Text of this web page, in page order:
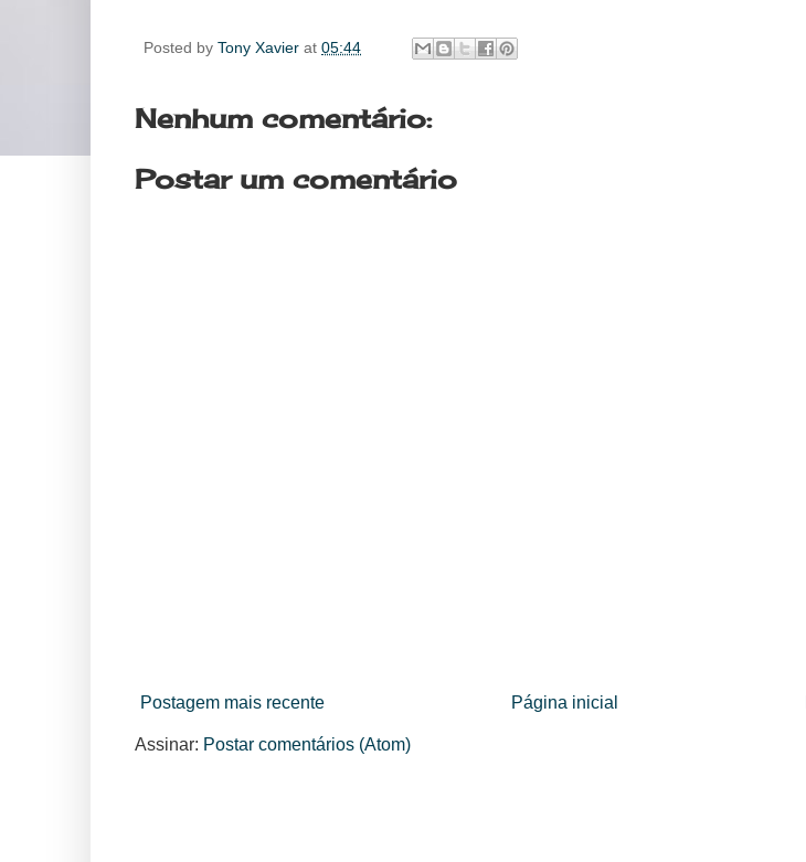
Posted by Tony Xavier at 05:44
Nenhum comentário:
Postar um comentário
Postagem mais recente Página inicial
Assinar: Postar comentários (Atom)